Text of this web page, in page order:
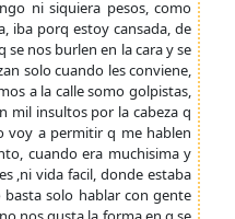
ni siquiera pesos, como
iba porq estoy cansada, de
nos burlen en la cara y se
solo cuando les conviene,
a la calle somo golpistas,
mil insultos por la cabeza q
voy a permitir q me hablen
cuando era muchisima y
,ni vida facil, donde estaba
basta solo hablar con gente